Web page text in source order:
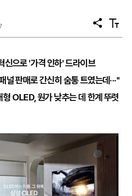
공
유
텍
스
신으로 '가격 인하' 드라이브
판매로 간신히 숨통 트였는데···"
OLED, 원가 낮추는 데 한계 뚜렷